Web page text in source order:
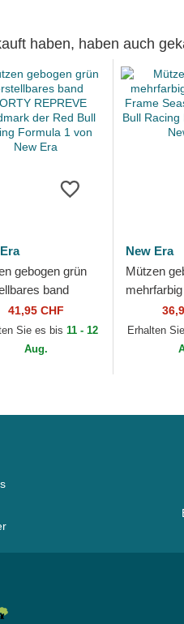
haben, haben auch
gebogen grün
band
REPREVE
der Red Bull
Formula 1 von...
41,95 CHF
Sie es bis 11 - 12
Aug.
New Era
Mützen
Frame
Red Bull
Formula 1
Erhalten